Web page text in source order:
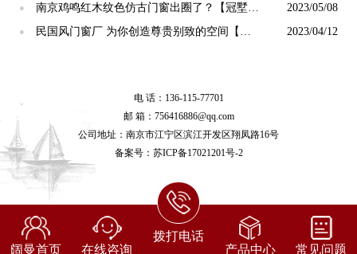
【冠墅阳光】
●
南京鸡鸣红木纹色仿古门窗出圈了？【冠墅阳
光】
2023/05/08
●
民国风门窗厂 为你创造尊贵别致的空间【冠
2023/04/12
电 话：136-115-77701
邮 箱：756416886@qq.com
公司地址：南京市江宁区滨江开发区翔凤路16号
备案号： 苏ICP备17021201号-2
阔曼首页 在线咨询
拨打电话
产品中心
常见问题